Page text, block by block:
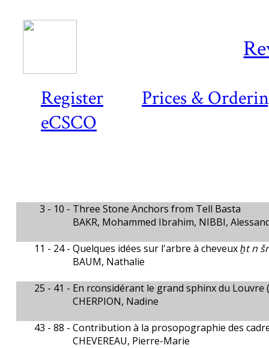
Register
Prices &
eCSCO
3 - 10 - Three Stone Anchors from Tell Basta
BAKR, Mohammed Ibrahim, NIBBI,
11 - 24 -Quelques idées sur l'arbre à cheveuxḫt n
BAUM, Nathalie
25 - 41 - En rconsidérant le grand sphinx du Louvre
CHERPION, Nadine
43 - 88 -Contribution à la prosopographie des
CHEVEREAU, Pierre-Marie